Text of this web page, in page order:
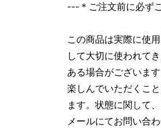
---＊ご注文前に必ず
この商品は実際に使
して大切に使われて
ある場合がございま
楽しんでいただくこ
ます。状態に関して
メールにてお問い合わ